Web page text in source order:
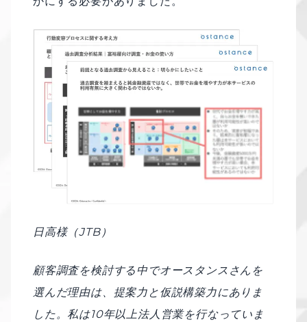
日高様（JTB）
顧客調査を検討する中でオースタンスさんを
選んだ理由は、提案力と仮説構築力にありま
した。私は10年以上法人営業を行なっていま